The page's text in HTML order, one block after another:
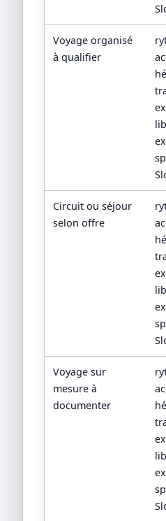
Voyage organisé
à qualifier
Circuit ou séjour
selon offre
Voyage sur
mesure à
documenter